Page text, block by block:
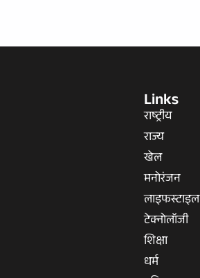
Links
राष्ट्रीय
राज्य
खेल
मनोरंजन
लाइफस्टाइल
टेक्नोलॉजी
शिक्षा
धर्म